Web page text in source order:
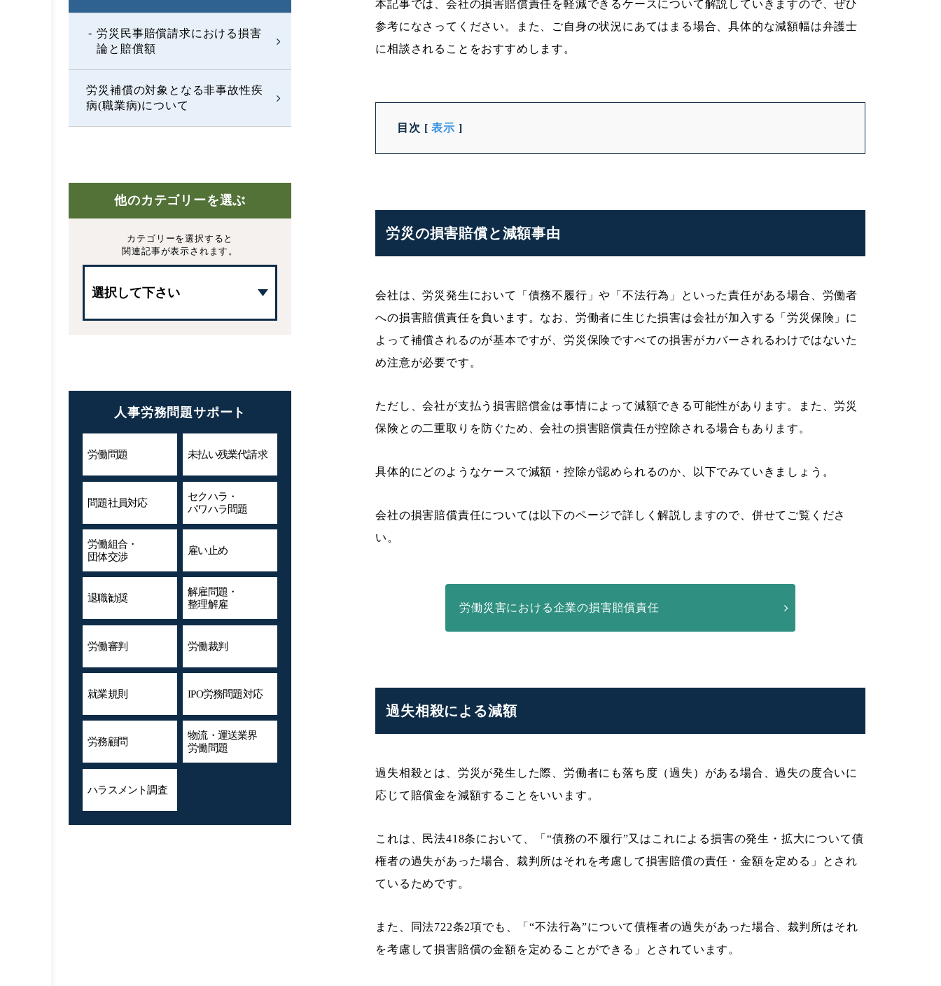
労災民事賠償請求における損害
論と賠償額
労災補償の対象となる非事故性疾
病(職業病)について
他のカテゴリーを選ぶ
カテゴリーを選択すると
関連記事が表示されます。
人事労務問題サポート
労働問題 未払い残業代請求
問題社員対応
セクハラ・
パワハラ問題
労働組合・
団体交渉
雇い止め
退職勧奨
解雇問題・
整理解雇
労働審判 労働裁判
就業規則 IPO労務問題対応
労務顧問
物流・運送業界
労働問題
ハラスメント調査
本記事では、会社の損害賠償責任を軽減できるケースについて解説していきますので、ぜひ
参考になさってください。また、ご自身の状況にあてはまる場合、具体的な減額幅は弁護士
に相談されることをおすすめします。
目次 [ 表示 ]
労災の損害賠償と減額事由
会社は、労災発生において「債務不履行」や「不法行為」といった責任がある場合、労働者
への損害賠償責任を負います。なお、労働者に生じた損害は会社が加入する「労災保険」に
よって補償されるのが基本ですが、労災保険ですべての損害がカバーされるわけではないた
め注意が必要です。
ただし、会社が支払う損害賠償金は事情によって減額できる可能性があります。また、労災
保険との二重取りを防ぐため、会社の損害賠償責任が控除される場合もあります。
具体的にどのようなケースで減額・控除が認められるのか、以下でみていきましょう。
会社の損害賠償責任については以下のページで詳しく解説しますので、併せてご覧くださ
い。
労働災害における企業の損害賠償責任
過失相殺による減額
過失相殺とは、労災が発生した際、労働者にも落ち度（過失）がある場合、過失の度合いに
応じて賠償金を減額することをいいます。
これは、民法418条において、「“債務の不履行”又はこれによる損害の発生・拡大について債
権者の過失があった場合、裁判所はそれを考慮して損害賠償の責任・金額を定める」とされ
ているためです。
また、同法722条2項でも、「“不法行為”について債権者の過失があった場合、裁判所はそれ
を考慮して損害賠償の金額を定めることができる」とされています。